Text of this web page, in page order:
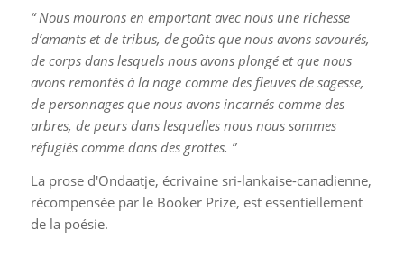
“ Nous mourons en emportant avec nous une richesse
d’amants et de tribus, de goûts que nous avons savourés,
de corps dans lesquels nous avons plongé et que nous
avons remontés à la nage comme des fleuves de sagesse,
de personnages que nous avons incarnés comme des
arbres, de peurs dans lesquelles nous nous sommes
réfugiés comme dans des grottes. ”
La prose d'Ondaatje, écrivaine sri-lankaise-canadienne,
récompensée par le Booker Prize, est essentiellement
de la poésie.